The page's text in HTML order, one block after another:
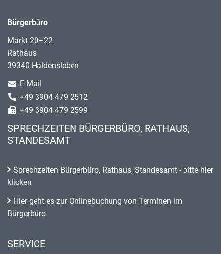
Bürgerbüro
Markt 20–22
Rathaus
39340 Haldensleben
E-Mail
+49 3904 479 2512
+49 3904 479 2599
SPRECHZEITEN BÜRGERBÜRO, RATHAUS,
STANDESAMT
Sprechzeiten Bürgerbüro, Rathaus, Standesamt - bitte hier
klicken
Hier geht es zur Onlinebuchung von Terminen im
Bürgerbüro
SERVICE